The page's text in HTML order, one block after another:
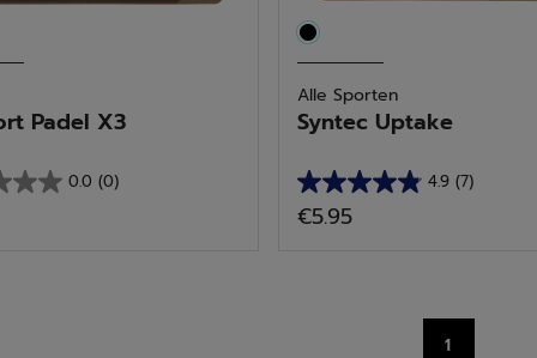
Padel X3
0.0 (0)
Alle Sporten
Syntec Uptake
4.9 (7)
4.9
van
€5.95
1